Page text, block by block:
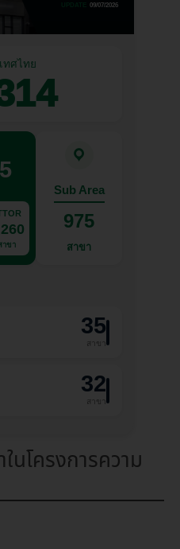
09/07/2026
ทศไทย
าขา
Sub Area
975
สาขา
35
สาขา
32
สาขา
นโครงการความ